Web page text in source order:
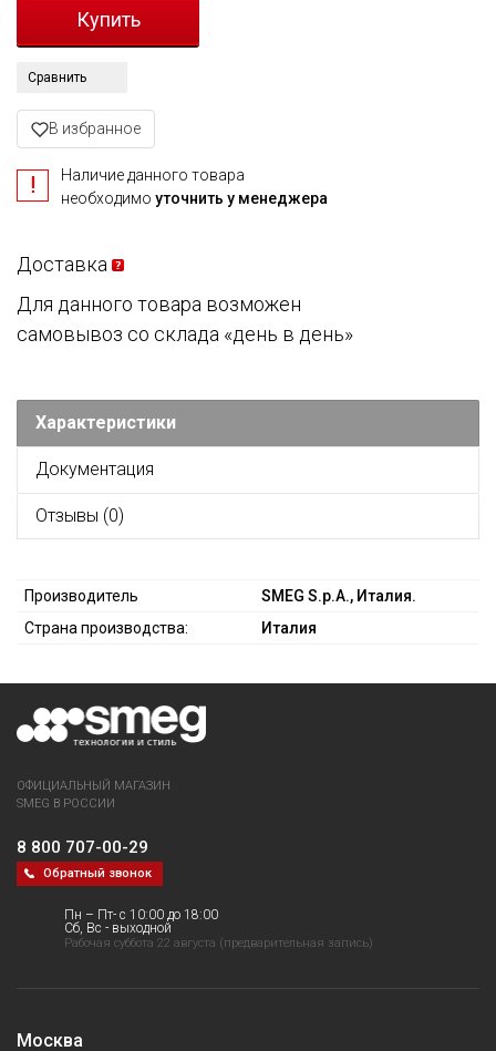
Сравнить
В избранное
Наличие данного товара
необходимо уточнить у менеджера
Доставка
Для данного товара возможен
самовывоз со склада «день в день»
Характеристики
Документация
Отзывы (0)
Производитель
SMEG S.p.A., Италия.
Страна производства:
Италия
ОФИЦИАЛЬНЫЙ МАГАЗИН
SMEG В РОССИИ
8 800 707-00-29
Обратный звонок
Пн – Пт- с 10:00 до 18:00
Сб, Вс - выходной
Рабочая суббота 22 августа (предварительная запись)
Москва